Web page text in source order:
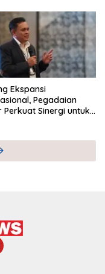
Ekspansi
Pegadaian
Perkuat Sinergi untuk